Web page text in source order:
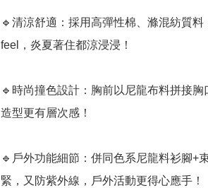
🔹清涼舒適：採用高彈性棉、滌混紡質
feel，炎夏著住都涼浸浸！
🔹時尚撞色設計：胸前以尼龍布料拼接
造型更有層次感！
🔹戶外功能細節：併同色系尼龍料衫腳+
緊，又防紫外線，戶外活動更得心應手！